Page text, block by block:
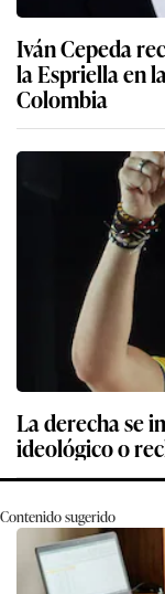
Iván Cepeda
la Espriella en
Colombia
La derecha se
ideológico o
Contenido sugerido